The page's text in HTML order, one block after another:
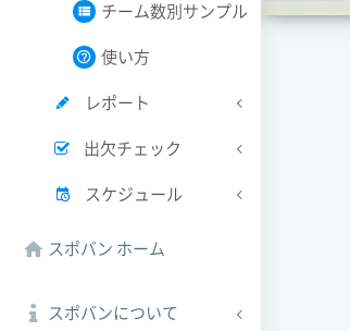
チーム数別サンプル
使い方
レポート
出欠チェック
スケジュール
スポバン ホーム
スポバンについて